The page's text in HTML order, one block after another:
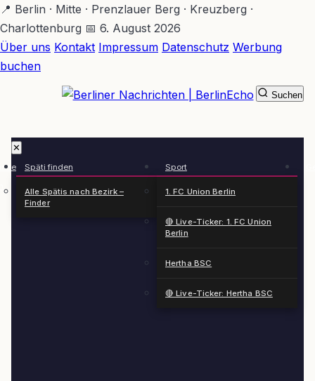
Zum
Hauptinhalt
springen
📍 Berlin · Mitte · Prenzlauer Berg · Kreuzberg ·
Charlottenburg 📅 6. August 2026
Über uns Kontakt Impressum Datenschutz Werbung
buchen
✕
Späti finden
Alle Spätis nach Bezirk –
Finder
Sport
1. FC Union Berlin
🔴 Live-Ticker: 1. FC Union
Berlin
Hertha BSC
🔴 Live-Ticker: Hertha BSC
Suchen